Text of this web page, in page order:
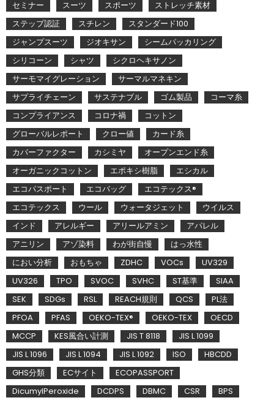
セミナー スーツ スポーツ
ストレッチ素材
ステップ認証
スチレン
スタンダード100
ジャンプスーツ
ジオキサン
シームパッカリング
シリコーン
シャツ
シクロヘキサノン
サーモマイグレーション
サーマルマネキン
サプライチェーン
サステナブル ゴム製品
コーマ糸
コンプライアンス
コロナ禍
コットン
グローバルレポート
クロー値
カード糸
カバーファクター
カシミヤ
オープンエンド糸
オーガニックコットン
エポキシ樹脂
エシカル
エコパスポート
エコバッグ
エコテックス®
エコテックス
ウール ウォータジェット
ウイルス
インド
アレルギー アリールアミン
アパレル
アニリン
アゾ染料 わが街自慢
はっ水性
におい分析
おもちゃ ZDHC VOCs
UV329
UV326
TPO SVOC SVHC ST基準
SIAA
SEK
SDGs RSL REACH規則 QCS
PL法
PFOA
PFAS OEKO-TEX® OEKO-TEX
OECD
MCCP
KES風合い計測 JIS T 8118
JIS L 1099
JIS L 1096
JIS L 1094 JIS L 1092 ISO
HBCDD
GHS分類
ECサイト
ECOPASSPORT
DicumylPeroxide
DCDPS DBMC CSR
BPS